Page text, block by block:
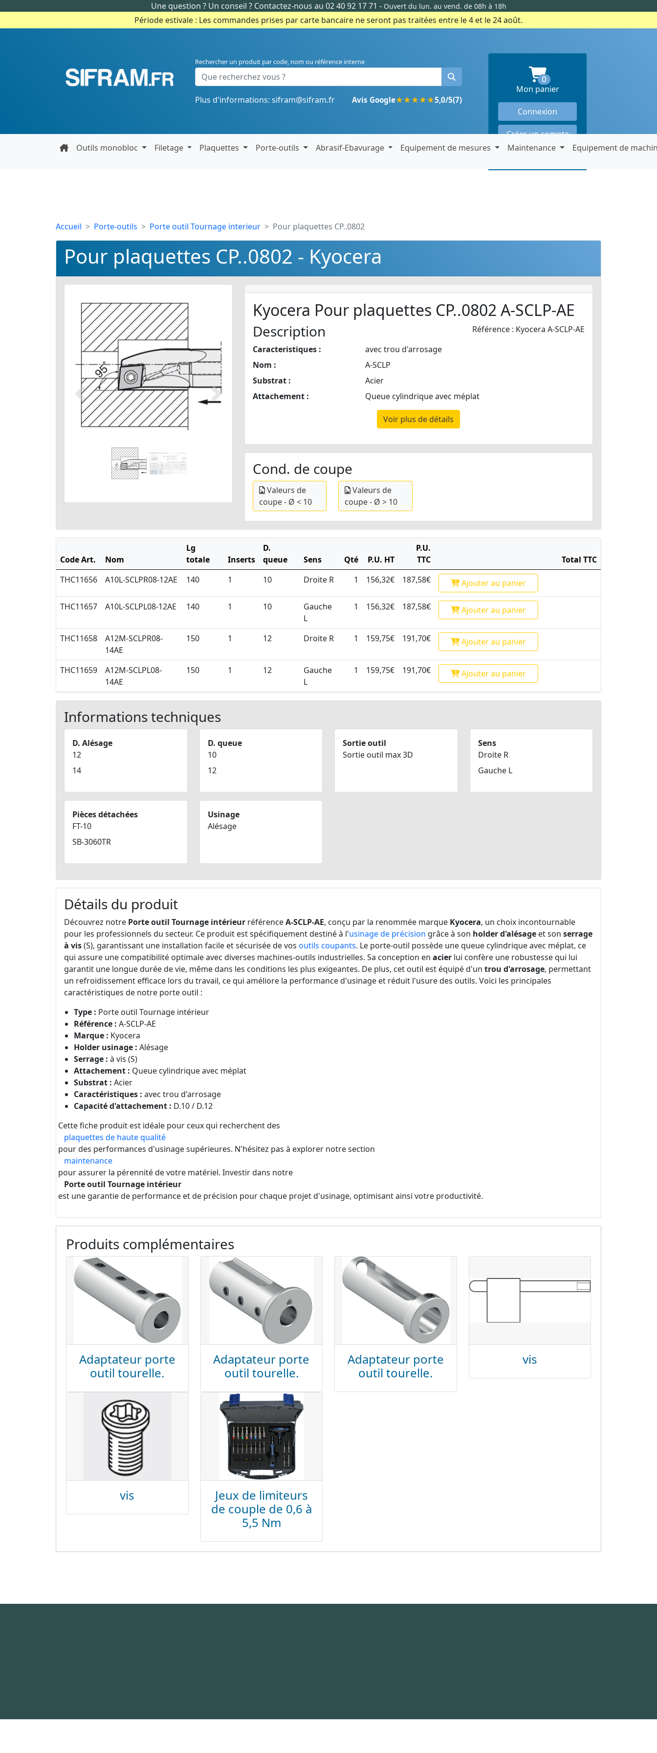
Une question ? Un conseil ?Contactez-nous au 02 40 92 17 71 - Ouvert du lun. au vend. de 08h à 18h
Période estivale : Les commandes prises par carte bancaire ne seront pas traitées entre le 4 et le 24 août.
Rechercher un produit par code, nom ou référence interne
Plus d'informations: sifram@sifram.fr Avis Google★★★★★5,0/5(7)
0produits en panier
Mon panier
Connexion
Créer un compte
Outils monobloc
Filetage Plaquettes Porte-outils Abrasif-Ebavurage Equipement de mesures Maintenance Equipement de
Accueil Porte-outils Porte outil Tournage interieur Pour plaquettes CP..0802
Pour plaquettes CP..0802 - Kyocera
Précédent Suivant
Kyocera Pour plaquettes CP..0802 A-SCLP-AE
Référence : Kyocera A-SCLP-AE
Description
Caracteristiques :
avec trou d'arrosage
Nom :
A-SCLP
Substrat :
Acier
Attachement :
Queue cylindrique avec méplat
Voir plus de détails
Cond. de coupe
Valeurs de
coupe - Ø < 10
Valeurs de
coupe - Ø > 10
Code Art. Nom
Lg
totale
Inserts
D.
queue
Sens Qté P.U. HT
P.U.
TTC
Total TTC
THC11656
A10L-SCLPR08-12AE 140 1 10 Droite R 1 156,32€ 187,58€ Ajouterau panier
THC11657 A10L-SCLPL08-12AE 140 1 10
Gauche
L
1 156,32€ 187,58€ Ajouterau panier
THC11658
A12M-SCLPR08-
14AE
150 1 12 Droite R 1 159,75€ 191,70€ Ajouterau panier
THC11659
A12M-SCLPL08-
14AE
150 1 12
Gauche
L
1 159,75€ 191,70€ Ajouterau panier
Informations techniques
D. Alésage
12
14
D. queue
10
12
Sortie outil
Sortie outil max 3D
Sens
Droite R
Gauche L
Pièces détachées
FT-10
SB-3060TR
Usinage
Alésage
Détails du produit
Découvrez notre Porte outil Tournage intérieur référenceA-SCLP-AE, conçu par la renommée marque Kyocera, un choix incontournable
pour les professionnels du secteur. Ce produit est spécifiquement destiné à l'usinage de précision grâce à son holder d'alésage et son serrage
à vis(S), garantissant une installation facile et sécurisée de vos outils coupants. Le porte-outil possède une queue cylindrique avec méplat, ce
qui assure une compatibilité optimale avec diverses machines-outils industrielles. Sa conception en acier lui confère une robustesse qui lui
garantit une longue durée de vie, même dans les conditions les plus exigeantes. De plus, cet outil est équipé d'un trou d'arrosage, permettant
un refroidissement efficace lors du travail, ce qui améliore la performance d'usinage et réduit l'usure des outils. Voici les principales
caractéristiques de notre porte outil :
Type : Porte outil Tournage intérieur
Référence : A-SCLP-AE
Marque : Kyocera
Holder usinage : Alésage
Serrage : à vis (S)
Attachement : Queue cylindrique avec méplat
Substrat : Acier
Caractéristiques : avec trou d'arrosage
Capacité d'attachement : D.10 / D.12
Cette fiche produit est idéale pour ceux qui recherchent des
plaquettes de haute qualité
pour des performances d'usinage supérieures. N'hésitez pas à explorer notre section
maintenance
pour assurer la pérennité de votre matériel. Investir dans notre
Porte outil Tournage intérieur
est une garantie de performance et de précision pour chaque projet d'usinage, optimisant ainsi votre productivité.
Produits complémentaires
Adaptateur porte
outil tourelle.
Adaptateur porte
outil tourelle.
Adaptateur porte
outil tourelle.
vis
vis
Jeux de limiteurs
de couple de 0,6 à
5,5 Nm